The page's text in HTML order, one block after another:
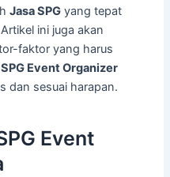
Jasa SPG yang tepat
ini juga akan
faktor yang harus
Event Organizer
dan sesuai harapan.
Event